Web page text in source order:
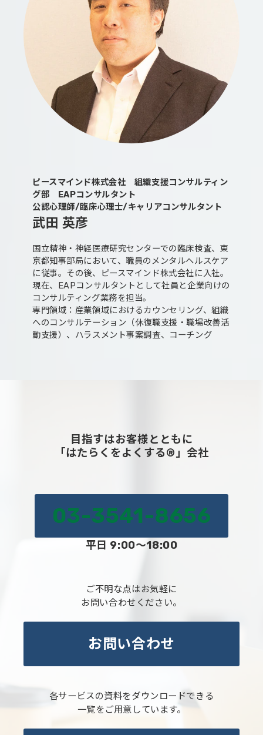
ピースマインド株式会社 組織支援コンサルティン
グ部 EAPコンサルタント
公認心理師/臨床心理士/キャリアコンサルタント
武田 英彦
国立精神・神経医療研究センターでの臨床検査、東
京都知事部局において、職員のメンタルヘルスケア
に従事。その後、ピースマインド株式会社に入社。
現在、EAPコンサルタントとして社員と企業向けの
コンサルティング業務を担当。
専門領域：産業領域におけるカウンセリング、組織
へのコンサルテーション（休復職支援・職場改善活
動支援）、ハラスメント事案調査、コーチング
目指すはお客様とともに
「はたらくをよくする®」会社
03-3541-8656
平日 9:00～18:00
ご不明な点はお気軽に
お問い合わせください。
お問い合わせ
各サービスの資料をダウンロードできる
一覧をご用意しています。